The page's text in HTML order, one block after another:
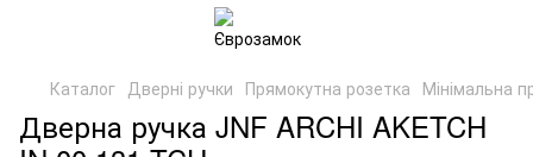
Каталог Дверні ручки Прямокутна розетка Мінімальна
Дверна ручка JNF ARCHI AKETCH